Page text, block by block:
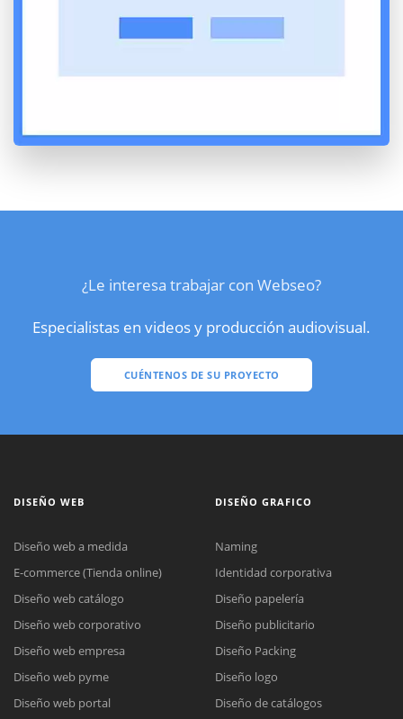
¿Le interesa trabajar con Webseo?
Especialistas en videos y producción audiovisual.
CUÉNTENOS DE SU PROYECTO
DISEÑO WEB
Diseño web a medida
E-commerce (Tienda online)
Diseño web catálogo
Diseño web corporativo
Diseño web empresa
Diseño web pyme
Diseño web portal
DISEÑO GRAFICO
Naming
Identidad corporativa
Diseño papelería
Diseño publicitario
Diseño Packing
Diseño logo
Diseño de catálogos